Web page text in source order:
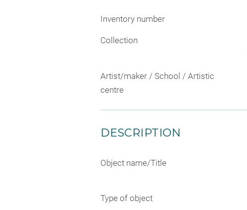
Inventory number
Collection
Artist/maker / School / Artistic
centre
DESCRIPTION
Object name/Title
Type of object